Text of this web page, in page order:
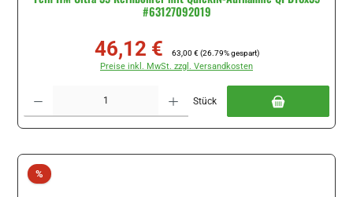
#63127092019
Verkaufspreis:
46,12 € Regulärer Preis:
63,00 € (26.79% gespart)
Preise inkl. MwSt. zzgl. Versandkosten
Stück
%Rabatt